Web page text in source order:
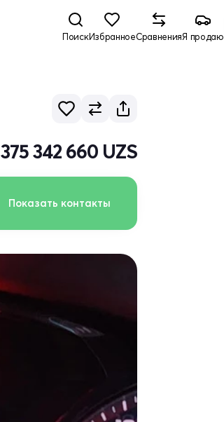
ПоискИзбранноеСравненияЯ продаю
375 342 660 UZS
Показать контакты